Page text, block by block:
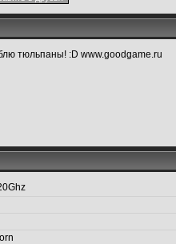
тюльпаны! :D www.goodgame.ru